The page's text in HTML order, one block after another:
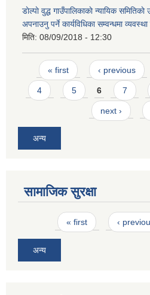
डाेल्पाे वुद्ध गाउँपालिकाकाे न्यायिक समितिकाे
अपनाउनु पर्ने कार्यविधिका सम्वन्धमा
मिति: 08/09/2018 - 12:30
Pages
« first ‹ previous
4 5 6 7
next ›
अन्य
सामाजिक सुरक्षा
Pages« first ‹
अन्य